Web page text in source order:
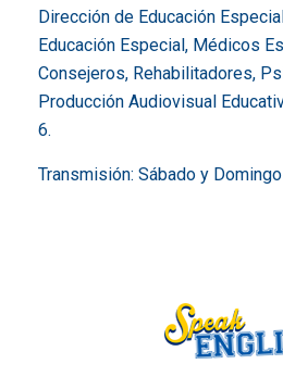
Dirección de Educación
Educación Especial, Médicos
Consejeros, Rehabilitadores,
Producción Audiovisual
6.
Transmisión: Sábado y